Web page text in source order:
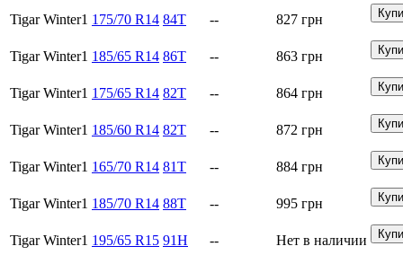
Tigar Winter1 175/70 R14 84T -- 827 грн
Tigar Winter1 185/65 R14 86T -- 863 грн
Tigar Winter1 175/65 R14 82T -- 864 грн
Tigar Winter1 185/60 R14 82T -- 872 грн
Tigar Winter1 165/70 R14 81T -- 884 грн
Tigar Winter1 185/70 R14 88T -- 995 грн
Tigar Winter1 195/65 R15 91H -- Нет в наличии